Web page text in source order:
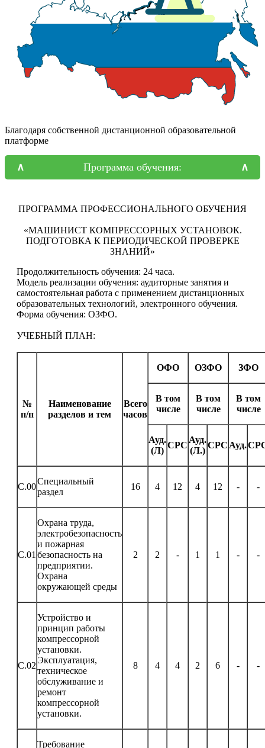
Благодаря собственной дистанционной образовательной
платформе
Программа обучения:
ПРОГРАММА ПРОФЕССИОНАЛЬНОГО ОБУЧЕНИЯ
«МАШИНИСТ КОМПРЕССОРНЫХ УСТАНОВОК.
ПОДГОТОВКА К ПЕРИОДИЧЕСКОЙ ПРОВЕРКЕ
ЗНАНИЙ»
Продолжительность обучения: 24 часа.
Модель реализации обучения: аудиторные занятия и
самостоятельная работа с применением дистанционных
образовательных технологий, электронного обучения.
Форма обучения: ОЗФО.
УЧЕБНЫЙ ПЛАН:
№
п/п
Наименование
разделов и тем
Всего
часов
ОФО ОЗФО ЗФО
В том
числе
В том
числе
В том
числе
Ауд.
(Л)
СРС
Ауд.
(Л.)
СРС Ауд.
С.00
Специальный
раздел
16 4 12 4 12 - -
С.01
Охрана труда,
электробезопасность
и пожарная
безопасность на
предприятии.
Охрана
окружающей среды
2 2 - 1 1 - -
С.02
Устройство и
принцип работы
компрессорной
установки.
Эксплуатация,
техническое
обслуживание и
ремонт
компрессорной
установки.
8 4 4 2 6 - -
Требование